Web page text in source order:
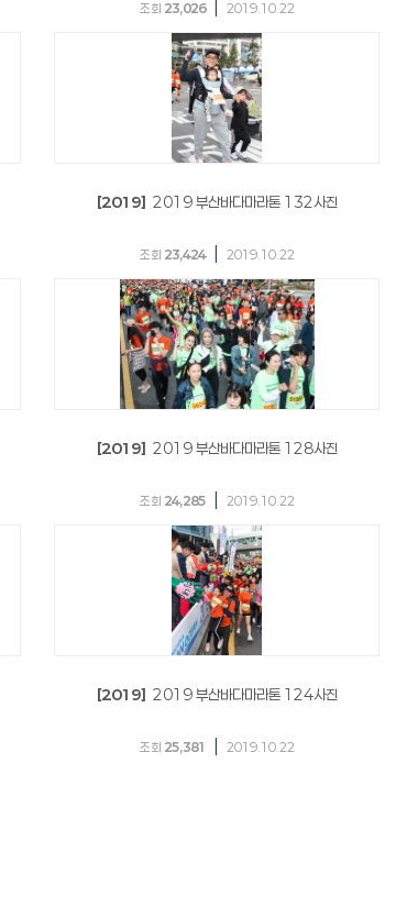
조회 23,026 2019.10.22
[2019] 2019 부산바다마라톤 132사진
조회 23,424 2019.10.22
[2019] 2019 부산바다마라톤 128사진
조회 24,285 2019.10.22
[2019] 2019 부산바다마라톤 124사진
조회 25,381 2019.10.22